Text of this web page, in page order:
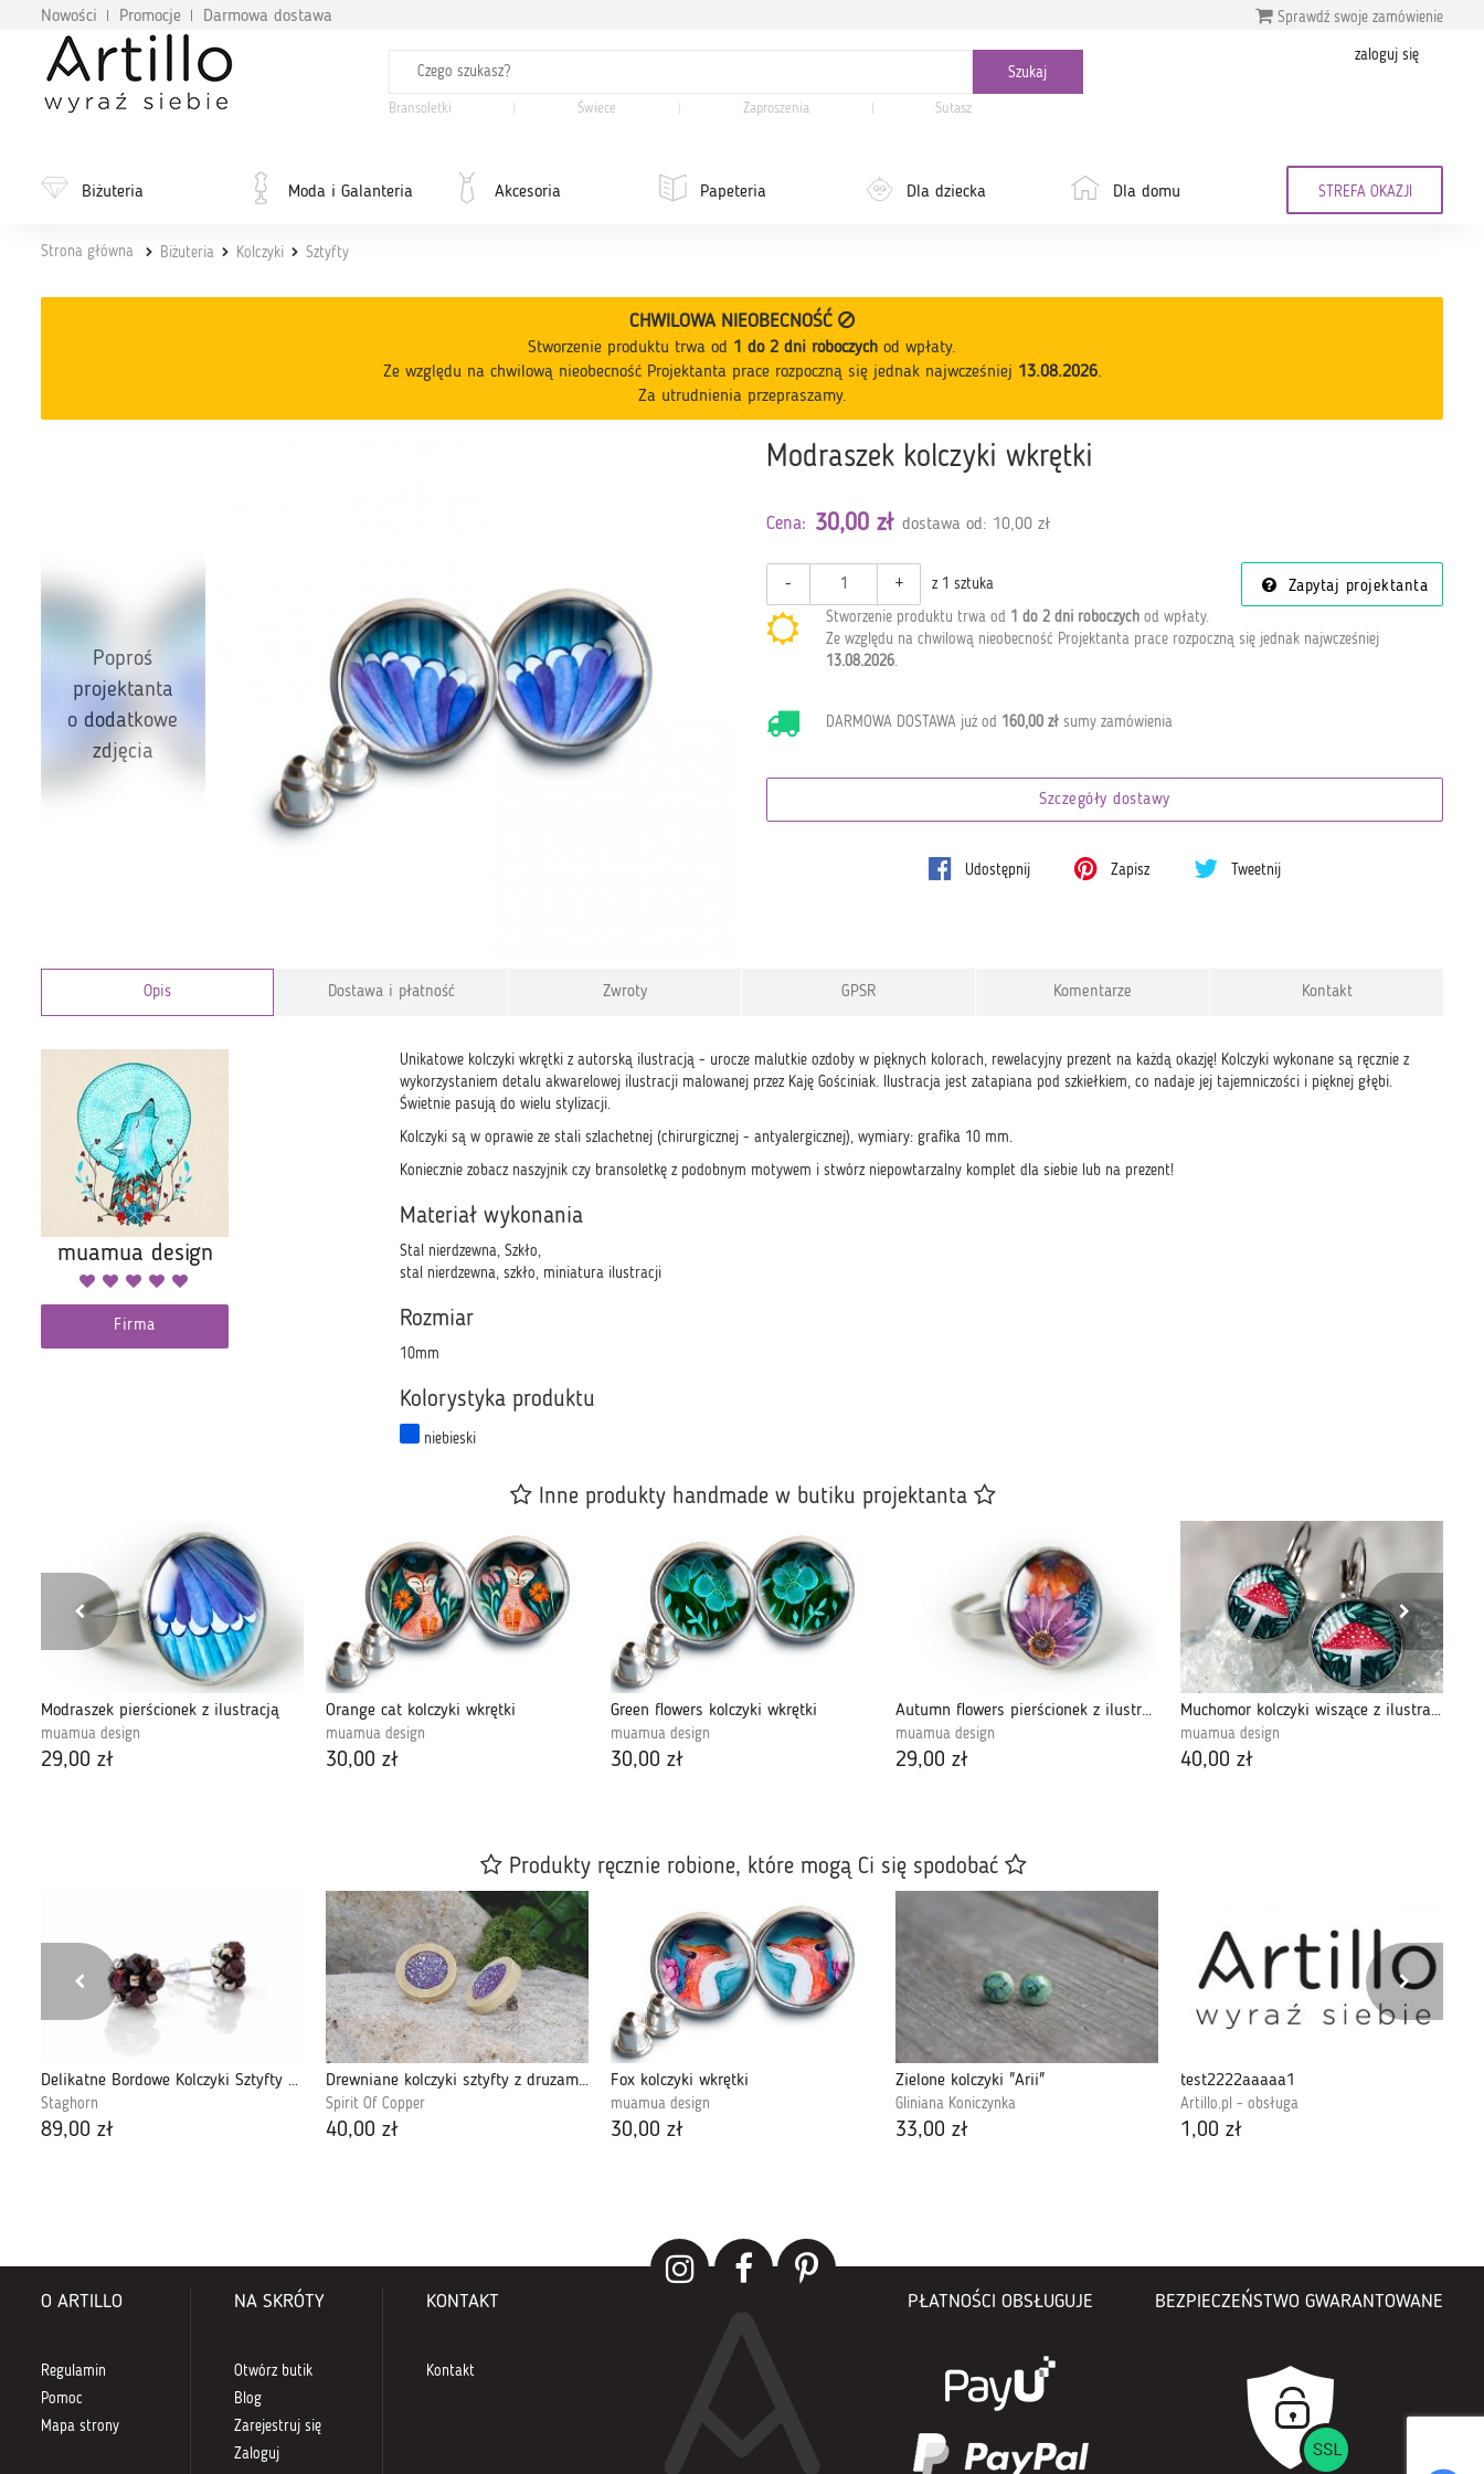
Nowości Promocje Darmowa dostawa Sprawdź swoje zamówienie
Bransoletki Świece Zaproszenia Sutasz
zaloguj się
Biżuteria Moda i Galanteria Akcesoria Papeteria Dla dziecka Dla domu STREFA OKAZJI
Strona główna Biżuteria Kolczyki Sztyfty
CHWILOWA NIEOBECNOŚĆ
Stworzenie produktu trwa od 1 do 2 dni roboczych od wpłaty.
Ze względu na chwilową nieobecność Projektanta prace rozpoczną się jednak najwcześniej 13.08.2026.
Za utrudnienia przepraszamy.
Poproś
projektanta
o dodatkowe
zdjęcia
Modraszek kolczyki wkrętki
Cena: 30,00 zł dostawa od: 10,00 zł
- + z 1 sztuka Zapytaj projektanta
Stworzenie produktu trwa od 1 do 2 dni roboczychod wpłaty.
Ze względu na chwilową nieobecność Projektanta prace rozpoczną się jednak najwcześniej
13.08.2026.
DARMOWA DOSTAWA już od 160,00 złsumy zamówienia
Szczegóły dostawy
Udostępnij Zapisz Tweetnij
Opis Dostawa i płatność Zwroty GPSR Komentarze Kontakt
Unikatowe kolczyki wkrętki z autorską ilustracją - urocze malutkie ozdoby w pięknych kolorach, rewelacyjny prezent na każdą okazję! Kolczyki wykonane są ręcznie z
wykorzystaniem detalu akwarelowej ilustracji malowanej przez Kaję Gościniak. Ilustracja jest zatapiana pod szkiełkiem, co nadaje jej tajemniczości i pięknej głębi.
Świetnie pasują do wielu stylizacji.
Kolczyki są w oprawie ze stali szlachetnej (chirurgicznej - antyalergicznej), wymiary: grafika 10 mm.
Koniecznie zobacz naszyjnik czy bransoletkę z podobnym motywem i stwórz niepowtarzalny komplet dla siebie lub na prezent!
Materiał wykonania
Stal nierdzewna, Szkło,
stal nierdzewna, szkło, miniatura ilustracji
Rozmiar
10mm
Kolorystyka produktu
niebieski
muamua design
Firma
Inne produkty handmade w butiku projektanta
Modraszek pierścionek z ilustracją
muamua design
29,00 zł
Orange cat kolczyki wkrętki
muamua design
30,00 zł
Green flowers kolczyki wkrętki
muamua design
30,00 zł
Autumn flowers pierścionek z ilustracją
muamua design
29,00 zł
Muchomor kolczyki wiszące z ilustracją
muamua design
40,00 zł
Produkty ręcznie robione, które mogą Ci się spodobać
Delikatne Bordowe Kolczyki Sztyfty z Granatem
Staghorn
89,00 zł
Drewniane kolczyki sztyfty z druzami boho #12
Spirit Of Copper
40,00 zł
Fox kolczyki wkrętki
muamua design
30,00 zł
Zielone kolczyki "Arii"
Gliniana Koniczynka
33,00 zł
test2222aaaaa1
Artillo.pl - obsługa
1,00 zł
O ARTILLO
Regulamin
Pomoc
Mapa strony
NA SKRÓTY
Otwórz butik
Blog
Zarejestruj się
Zaloguj
KONTAKT
Kontakt
PŁATNOŚCI OBSŁUGUJE BEZPIECZEŃSTWO GWARANTOWANE